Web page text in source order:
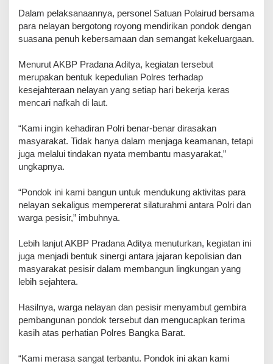
Dalam pelaksanaannya, personel Satuan Polairud bersama
para nelayan bergotong royong mendirikan pondok dengan
suasana penuh kebersamaan dan semangat kekeluargaan.
Menurut AKBP Pradana Aditya, kegiatan tersebut
merupakan bentuk kepedulian Polres terhadap
kesejahteraan nelayan yang setiap hari bekerja keras
mencari nafkah di laut.
“Kami ingin kehadiran Polri benar-benar dirasakan
masyarakat. Tidak hanya dalam menjaga keamanan, tetapi
juga melalui tindakan nyata membantu masyarakat,”
ungkapnya.
“Pondok ini kami bangun untuk mendukung aktivitas para
nelayan sekaligus mempererat silaturahmi antara Polri dan
warga pesisir,” imbuhnya.
Lebih lanjut AKBP Pradana Aditya menuturkan, kegiatan ini
juga menjadi bentuk sinergi antara jajaran kepolisian dan
masyarakat pesisir dalam membangun lingkungan yang
lebih sejahtera.
Hasilnya, warga nelayan dan pesisir menyambut gembira
pembangunan pondok tersebut dan mengucapkan terima
kasih atas perhatian Polres Bangka Barat.
“Kami merasa sangat terbantu. Pondok ini akan kami